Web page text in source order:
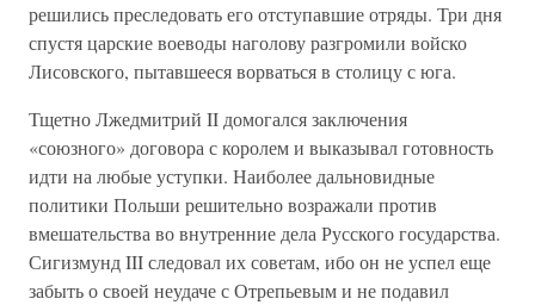
решились преследовать его отступавшие отряды. Три дня
спустя царские воеводы наголову разгромили войско
Лисовского, пытавшееся ворваться в столицу с юга.
Тщетно Лжедмитрий II домогался заключения
«союзного» договора с королем и выказывал готовность
идти на любые уступки. Наиболее дальновидные
политики Польши решительно возражали против
вмешательства во внутренние дела Русского государства.
Сигизмунд III следовал их советам, ибо он не успел еще
забыть о своей неудаче с Отрепьевым и не подавил